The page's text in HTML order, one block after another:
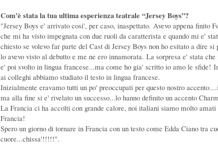
Com’è stata la tua ultima esperienza teatrale “Jersey Boys”?
"Jersey Boys e' arrivato cosi', per caso, inaspettato. Avevo appena finito
che mi ha visto impegnata con due ruoli da caratterista e quando mi e'
chiesto se volevo far parte del Cast di Jersey Boys non ho esitato a dire si
lo avevo visto al debutto e me ne ero innamorata. La sorpresa e' stata
e' poi svolto in lingua francese...ma come ho gia' scritto io amo le sfide!
ai colleghi abbiamo studiato il testo in lingua francese.
Inizialmente eravamo tutti un po' preoccupati per questo nostro
ma alla fine si e' rivelato un successo...lo hanno definito un accento
La Francia ci ha accolti con grande calore, noi italiani siamo molto amati
Francia!
Spero un giorno di tornare in Francia con un testo come Edda Ciano tra
cuore...chissa'!!!!!".